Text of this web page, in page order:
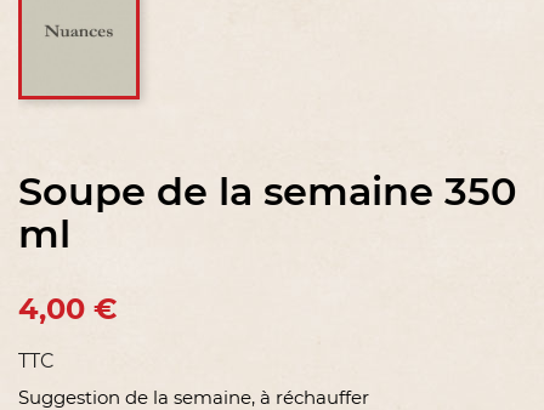
Soupe de la semaine 350
ml
4,00 €
TTC
Suggestion de la semaine, à réchauffer